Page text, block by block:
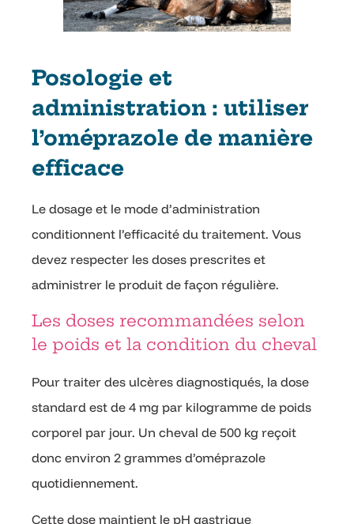
Posologie et
administration : utiliser
l’oméprazole de manière
efficace
Le dosage et le mode d’administration
conditionnent l’efficacité du traitement. Vous
devez respecter les doses prescrites et
administrer le produit de façon régulière.
Les doses recommandées selon
le poids et la condition du cheval
Pour traiter des ulcères diagnostiqués, la dose
standard est de 4 mg par kilogramme de poids
corporel par jour. Un cheval de 500 kg reçoit
donc environ 2 grammes d’oméprazole
quotidiennement.
Cette dose maintient le pH gastrique